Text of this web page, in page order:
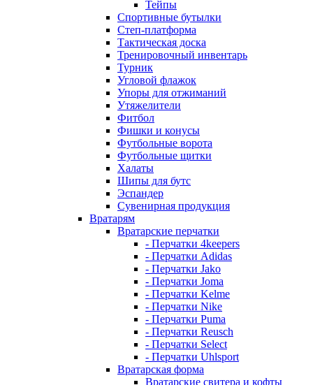
Тейпы
Спортивные бутылки
Степ-платформа
Тактическая доска
Тренировочный инвентарь
Турник
Угловой флажок
Упоры для отжиманий
Утяжелители
Фитбол
Фишки и конусы
Футбольные ворота
Футбольные щитки
Халаты
Шипы для бутс
Эспандер
Сувенирная продукция
Вратарям
Вратарские перчатки
- Перчатки 4keepers
- Перчатки Adidas
- Перчатки Jako
- Перчатки Joma
- Перчатки Kelme
- Перчатки Nike
- Перчатки Puma
- Перчатки Reusch
- Перчатки Select
- Перчатки Uhlsport
Вратарская форма
Вратарские свитера и кофты